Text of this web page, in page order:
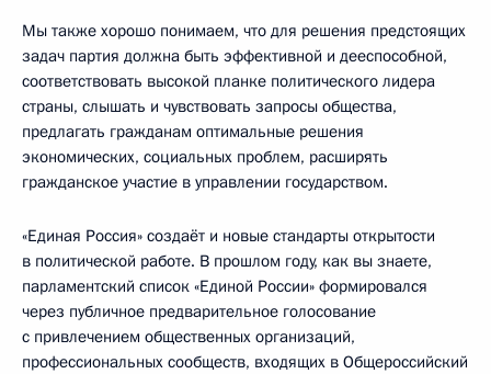
Мы также хорошо понимаем, что для решения предстоящих
задач партия должна быть эффективной и дееспособной,
соответствовать высокой планке политического лидера
страны, слышать и чувствовать запросы общества,
предлагать гражданам оптимальные решения
экономических, социальных проблем, расширять
гражданское участие в управлении государством.
«Единая Россия» создаёт и новые стандарты открытости
в политической работе. В прошлом году, как вы знаете,
парламентский список «Единой России» формировался
через публичное предварительное голосование
с привлечением общественных организаций,
профессиональных сообществ, входящих в Общероссийский